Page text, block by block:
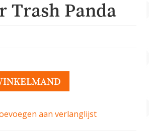
Trash Panda
aan verlanglijst